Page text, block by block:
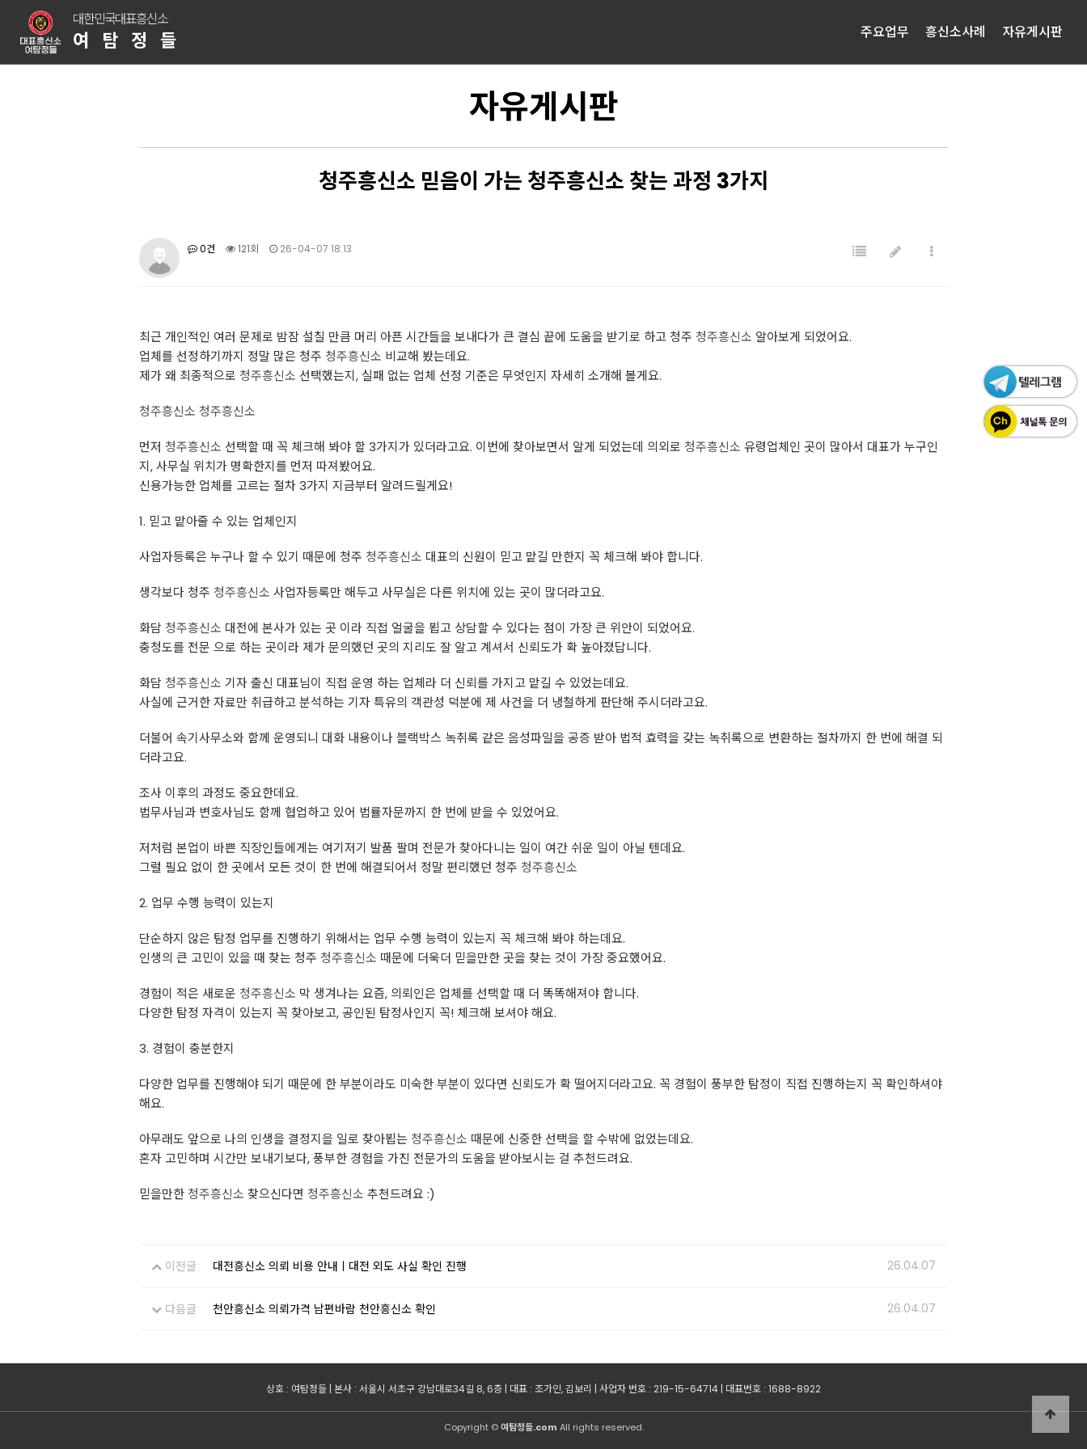
대한민국대표흥신소
여탐정들 주요업무 흥신소사례 자유게시판
자유게시판
청주흥신소 믿음이 가는 청주흥신소 찾는 과정 3가지
0건 121회 26-04-07 18:13
최근 개인적인 여러 문제로 밤잠 설칠 만큼 머리 아픈 시간들을 보내다가 큰 결심 끝에 도움을 받기로 하고 청주 청주흥신소 알아보게 되었어요.
업체를 선정하기까지 정말 많은 청주 청주흥신소 비교해 봤는데요.
제가 왜 최종적으로 청주흥신소 선택했는지, 실패 없는 업체 선정 기준은 무엇인지 자세히 소개해 볼게요.
청주흥신소 청주흥신소
먼저 청주흥신소 선택할 때 꼭 체크해 봐야 할 3가지가 있더라고요. 이번에 찾아보면서 알게 되었는데 의외로 청주흥신소 유령업체인 곳이 많아서 대표가 누구인
지, 사무실 위치가 명확한지를 먼저 따져봤어요.
신용가능한 업체를 고르는 절차 3가지 지금부터 알려드릴게요!
1. 믿고 맡아줄 수 있는 업체인지
사업자등록은 누구나 할 수 있기 때문에 청주 청주흥신소 대표의 신원이 믿고 맡길 만한지 꼭 체크해 봐야 합니다.
생각보다 청주 청주흥신소 사업자등록만 해두고 사무실은 다른 위치에 있는 곳이 많더라고요.
화담 청주흥신소 대전에 본사가 있는 곳 이라 직접 얼굴을 뵙고 상담할 수 있다는 점이 가장 큰 위안이 되었어요.
충청도를 전문 으로 하는 곳이라 제가 문의했던 곳의 지리도 잘 알고 계셔서 신뢰도가 확 높아졌답니다.
화담 청주흥신소 기자 출신 대표님이 직접 운영 하는 업체라 더 신뢰를 가지고 맡길 수 있었는데요.
사실에 근거한 자료만 취급하고 분석하는 기자 특유의 객관성 덕분에 제 사건을 더 냉철하게 판단해 주시더라고요.
더불어 속기사무소와 함께 운영되니 대화 내용이나 블랙박스 녹취록 같은 음성파일을 공증 받아 법적 효력을 갖는 녹취록으로 변환하는 절차까지 한 번에 해결 되
더라고요.
조사 이후의 과정도 중요한데요.
법무사님과 변호사님도 함께 협업하고 있어 법률자문까지 한 번에 받을 수 있었어요.
저처럼 본업이 바쁜 직장인들에게는 여기저기 발품 팔며 전문가 찾아다니는 일이 여간 쉬운 일이 아닐 텐데요.
그럴 필요 없이 한 곳에서 모든 것이 한 번에 해결되어서 정말 편리했던 청주 청주흥신소
2. 업무 수행 능력이 있는지
단순하지 않은 탐정 업무를 진행하기 위해서는 업무 수행 능력이 있는지 꼭 체크해 봐야 하는데요.
인생의 큰 고민이 있을 때 찾는 청주 청주흥신소 때문에 더욱더 믿을만한 곳을 찾는 것이 가장 중요했어요.
경험이 적은 새로운 청주흥신소 막 생겨나는 요즘, 의뢰인은 업체를 선택할 때 더 똑똑해져야 합니다.
다양한 탐정 자격이 있는지 꼭 찾아보고, 공인된 탐정사인지 꼭! 체크해 보셔야 해요.
3. 경험이 충분한지
다양한 업무를 진행해야 되기 때문에 한 부분이라도 미숙한 부분이 있다면 신뢰도가 확 떨어지더라고요. 꼭 경험이 풍부한 탐정이 직접 진행하는지 꼭 확인하셔야
해요.
아무래도 앞으로 나의 인생을 결정지을 일로 찾아뵙는 청주흥신소 때문에 신중한 선택을 할 수밖에 없었는데요.
혼자 고민하며 시간만 보내기보다, 풍부한 경험을 가진 전문가의 도움을 받아보시는 걸 추천드려요.
믿을만한 청주흥신소 찾으신다면 청주흥신소 추천드려요 :)
이전글 대전흥신소 의뢰 비용 안내ㅣ대전 외도 사실 확인 진행 26.04.07
다음글 천안흥신소 의뢰가격 남편바람 천안흥신소 확인 26.04.07
상호 : 여탐정들 | 본사 : 서울시 서초구 강남대로34길 8, 6층 | 대표 : 조가인, 김보리 | 사업자 번호 : 219-15-64714 | 대표번호 : 1688-8922
Copyright ©여탐정들.com All rights reserved.